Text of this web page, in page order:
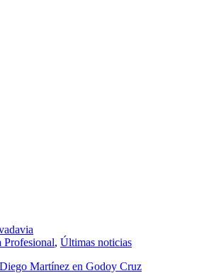
Profesional, Últimas noticias
Martínez en Godoy Cruz